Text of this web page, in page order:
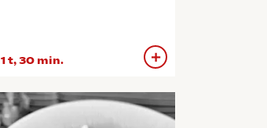
1 t, 30 min.